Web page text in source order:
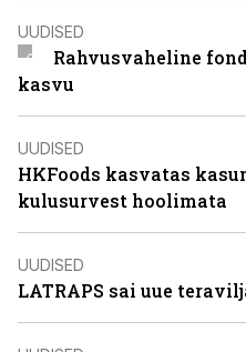
UUDISED
Rahvusvaheline
kasvu
UUDISED
HKFoods kasvatas
kulusurvest hoolimata
UUDISED
LATRAPS sai uue